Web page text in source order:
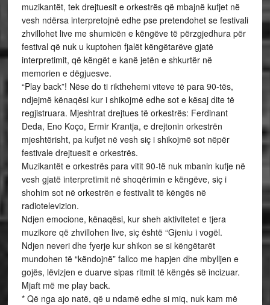
muzikantët, tek drejtuesit e orkestrës që mbajnë kufjet në
vesh ndërsa interpretojnë edhe pse pretendohet se festivali
zhvillohet live me shumicën e këngëve të përzgjedhura për
festival që nuk u kuptohen fjalët këngëtarëve gjatë
interpretimit, që këngët e kanë jetën e shkurtër në
memorien e dëgjuesve.
“Play back”! Nëse do ti rikthehemi viteve të para 90-tës,
ndjejmë kënaqësi kur i shikojmë edhe sot e kësaj dite të
regjistruara. Mjeshtrat drejtues të orkestrës: Ferdinant
Deda, Eno Koço, Ermir Krantja, e drejtonin orkestrën
mjeshtërisht, pa kufjet në vesh siç i shikojmë sot nëpër
festivale drejtuesit e orkestrës.
Muzikantët e orkestrës para vitit 90-të nuk mbanin kufje në
vesh gjatë interpretimit në shoqërimin e këngëve, siç i
shohim sot në orkestrën e festivalit të këngës në
radiotelevizion.
Ndjen emocione, kënaqësi, kur sheh aktivitetet e tjera
muzikore që zhvillohen live, siç është “Gjeniu i vogël.
Ndjen neveri dhe fyerje kur shikon se si këngëtarët
mundohen të “këndojnë” fallco me hapjen dhe mbylljen e
gojës, lëvizjen e duarve sipas ritmit të këngës së incizuar.
Mjaft më me play back.
* Që nga ajo natë, që u ndamë edhe si miq, nuk kam më